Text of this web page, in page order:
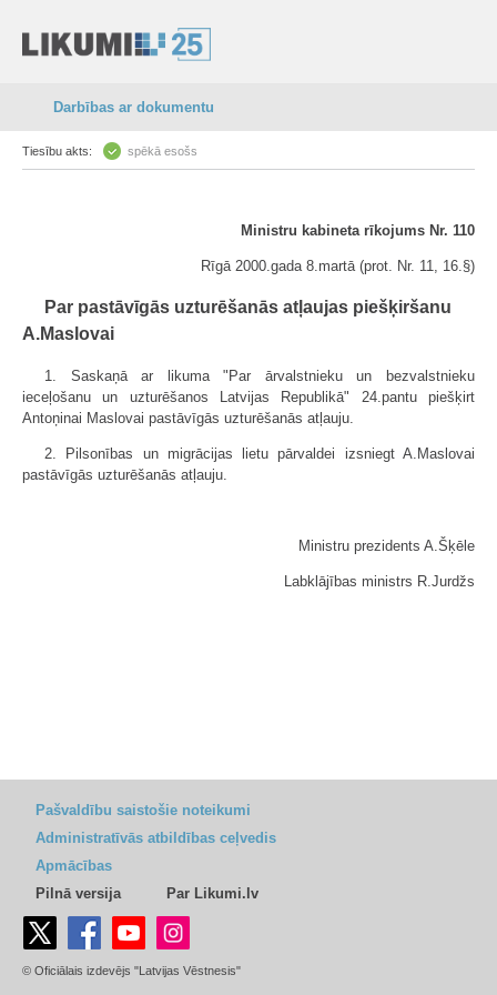
Darbības ar dokumentu
Tiesību akts: spēkā esošs
Ministru kabineta rīkojums Nr. 110
Rīgā 2000.gada 8.martā (prot. Nr. 11, 16.§)
Par pastāvīgās uzturēšanās atļaujas piešķiršanu
A.Maslovai
1. Saskaņā ar likuma "Par ārvalstnieku un bezvalstnieku
ieceļošanu un uzturēšanos Latvijas Republikā" 24.pantu piešķirt
Antoņinai Maslovai pastāvīgās uzturēšanās atļauju.
2. Pilsonības un migrācijas lietu pārvaldei izsniegt A.Maslovai
pastāvīgās uzturēšanās atļauju.
Ministru prezidents A.Šķēle
Labklājības ministrs R.Jurdžs
Pašvaldību saistošie noteikumi
Administratīvās atbildības ceļvedis
Apmācības
Pilnā versija
Par Likumi.lv
© Oficiālais izdevējs "Latvijas Vēstnesis"